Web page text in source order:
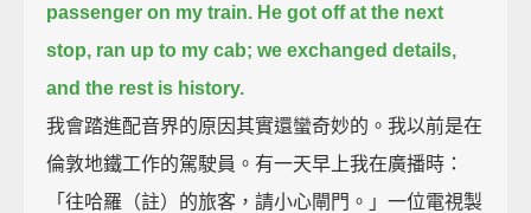
passenger on my train. He got off at the next
stop, ran up to my cab; we exchanged details,
and the rest is history.
我會踏進配音界的原因其實還蠻奇妙的。我以前是在
倫敦地鐵工作的駕駛員。有一天早上我在廣播時：
「往哈羅（註）的旅客，請小心閘門。」一位電視製